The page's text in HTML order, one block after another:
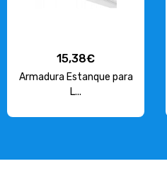
15,38€
Armadura Estanque para
L...